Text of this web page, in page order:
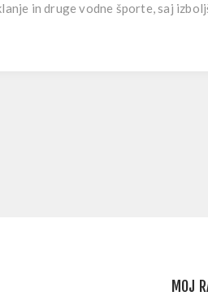
in druge vodne športe, saj
MOJ